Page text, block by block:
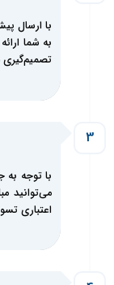
با ارسال
به شما ارائه
تصمیم‌گیری
با توجه به
می‌توانید
اعتباری تسویه